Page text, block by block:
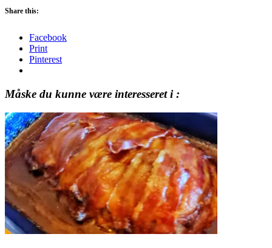
Share this:
Facebook
Print
Pinterest
Måske du kunne være interesseret i :